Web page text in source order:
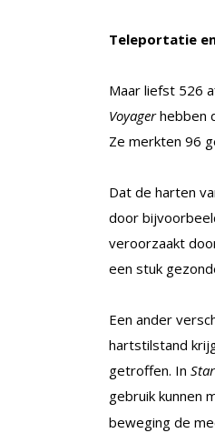
Teleportatie
Maar liefst 526
Voyagerhebben
Ze merkten 96
Dat de harten
door
veroorzaakt
een stuk
Een ander
hartstilstand
getroffen. In
gebruik kunnen
beweging de